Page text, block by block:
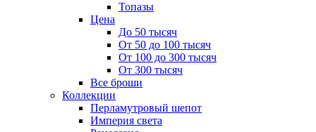
Топазы
Цена
До 50 тысяч
От 50 до 100 тысяч
От 100 до 300 тысяч
От 300 тысяч
Все броши
Коллекции
Перламутровый шепот
Империя света